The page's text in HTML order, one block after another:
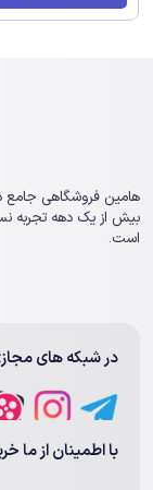
هامین فروشگاهی جامع
بیش از یک ‏دهه تجربه
است.
در شبکه های
با اطمینان از ما